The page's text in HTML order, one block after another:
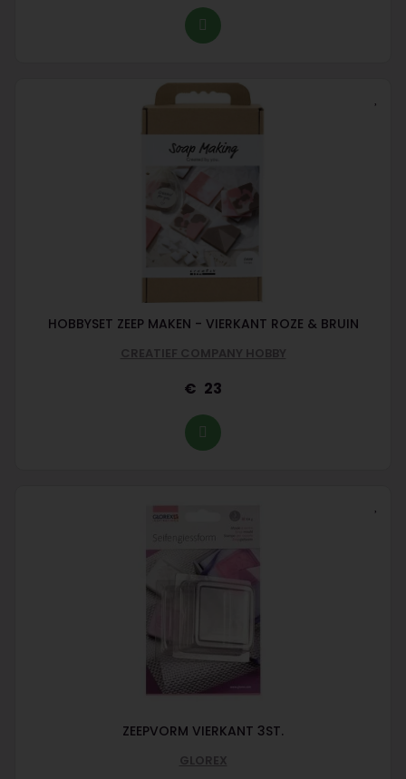
HOBBYSET ZEEP MAKEN - VIERKANT ROZE & BRUIN
CREATIEF COMPANY HOBBY
23
ZEEPVORM VIERKANT 3ST.
GLOREX